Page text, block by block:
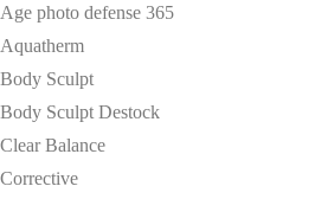
Age photo defense 365
Aquatherm
Body Sculpt
Body Sculpt Destock
Clear Balance
Corrective